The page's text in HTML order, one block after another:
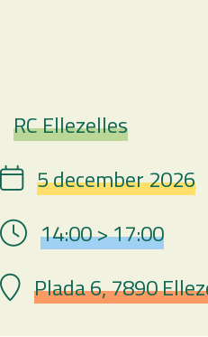
Repair Café
RC Ellezelles
Date 5 december 2026
Hour 14:00 > 17:00
PlaatsPlada 6, 7890